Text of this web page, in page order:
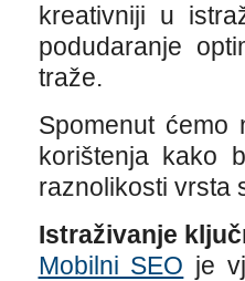
kreativniji u
podudaranje
traže.
Spomenut ćemo
korištenja kako
raznolikosti vrsta
Istraživanje
Mobilni SEO je